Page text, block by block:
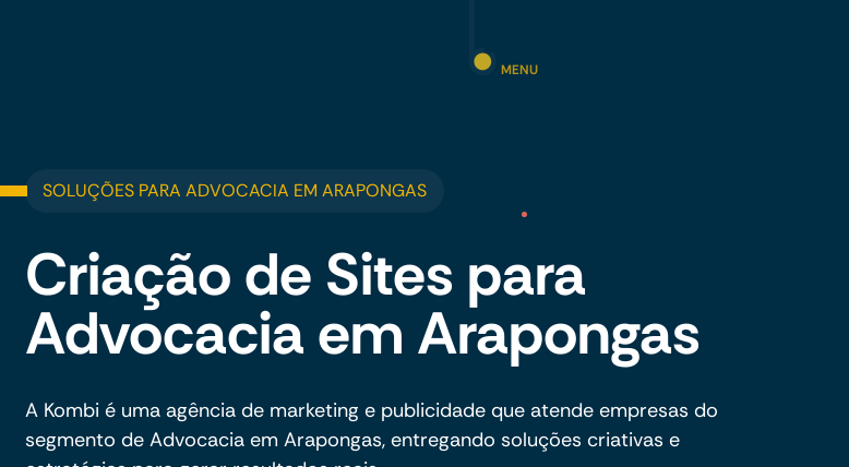
MENU
SOLUÇÕES PARA ADVOCACIA EM ARAPONGAS
Criação de Sites para
Advocacia em Arapongas
A Kombi é uma agência de marketing e publicidade que atende empresas do
segmento de Advocacia em Arapongas, entregando soluções criativas e